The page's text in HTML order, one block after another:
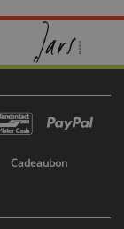
Cadeaubon